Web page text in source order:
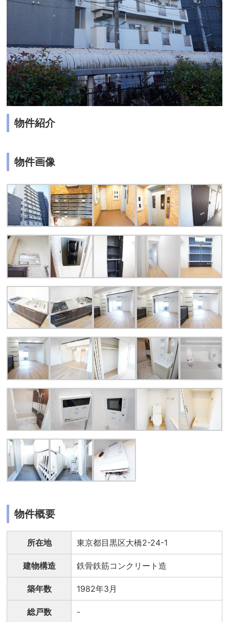
物件紹介
物件画像
物件概要
所在地 東京都目黒区大橋2-24-1
建物構造 鉄骨鉄筋コンクリート造
築年数 1982年3月
総戸数 -